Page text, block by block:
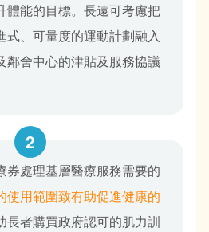
體能的目標。長遠可考慮把
式、可量度的運動計劃融入
鄰舍中心的津貼及服務協議
券處理基層醫療服務需要的
使用範圍致有助促進健康的
長者購買政府認可的肌力訓